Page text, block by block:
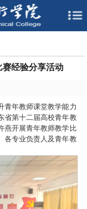
经验分享活动
青年教师课堂教学能力
省第十二届高校青年教
燕开展青年教师教学比
各专业负责人及青年教